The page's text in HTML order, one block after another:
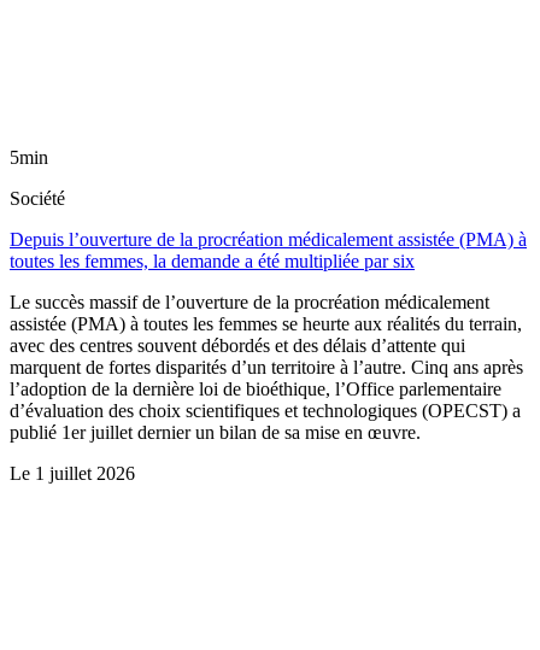
5min
Société
Depuis l’ouverture de la procréation médicalement assistée (PMA) à
toutes les femmes, la demande a été multipliée par six
Le succès massif de l’ouverture de la procréation médicalement
assistée (PMA) à toutes les femmes se heurte aux réalités du terrain,
avec des centres souvent débordés et des délais d’attente qui
marquent de fortes disparités d’un territoire à l’autre. Cinq ans après
l’adoption de la dernière loi de bioéthique, l’Office parlementaire
d’évaluation des choix scientifiques et technologiques (OPECST) a
publié 1er juillet dernier un bilan de sa mise en œuvre.
Le 1 juillet 2026